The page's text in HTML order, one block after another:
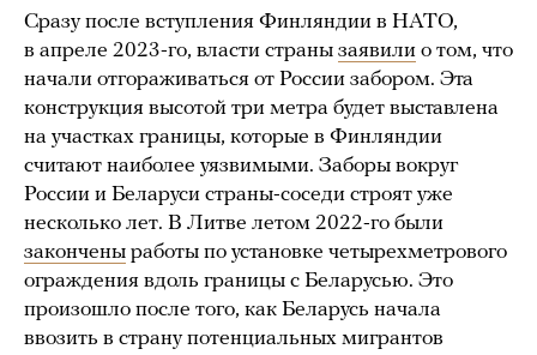
Сразу после вступления Финляндии в НАТО,
в апреле 2023-го, власти страны заявили о том, что
начали отгораживаться от России забором. Эта
конструкция высотой три метра будет выставлена
на участках границы, которые в Финляндии
считают наиболее уязвимыми. Заборы вокруг
России и Беларуси страны-соседи строят уже
несколько лет. В Литве летом 2022-го были
закончены работы по установке четырехметрового
ограждения вдоль границы с Беларусью. Это
произошло после того, как Беларусь начала
ввозить в страну потенциальных мигрантов